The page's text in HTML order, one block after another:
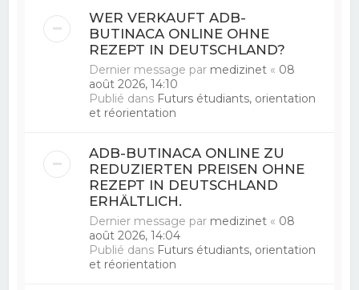
WER VERKAUFT ADB-
BUTINACA ONLINE OHNE
REZEPT IN DEUTSCHLAND?
Dernier message par medizinet « 08
août 2026, 14:10
Publié dans Futurs étudiants, orientation
et réorientation
ADB-BUTINACA ONLINE ZU
REDUZIERTEN PREISEN OHNE
REZEPT IN DEUTSCHLAND
ERHÄLTLICH.
Dernier message par medizinet « 08
août 2026, 14:04
Publié dans Futurs étudiants, orientation
et réorientation